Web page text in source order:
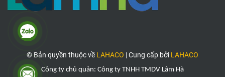
© Bản quyền thuộc về LAHACO |Cung cấp bởi LAHACO
Công ty chủ quản: Công ty TNHH TMDV Lâm Hà